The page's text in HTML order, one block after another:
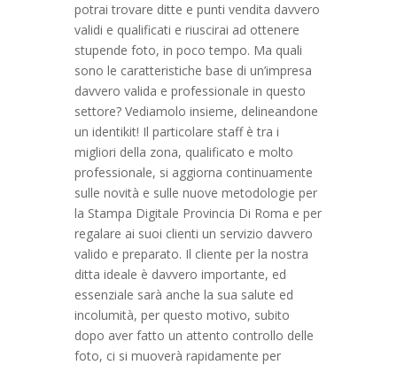
potrai trovare ditte e punti vendita davvero
validi e qualificati e riuscirai ad ottenere
stupende foto, in poco tempo. Ma quali
sono le caratteristiche base di un’impresa
davvero valida e professionale in questo
settore? Vediamolo insieme, delineandone
un identikit! Il particolare staff è tra i
migliori della zona, qualificato e molto
professionale, si aggiorna continuamente
sulle novità e sulle nuove metodologie per
la Stampa Digitale Provincia Di Roma e per
regalare ai suoi clienti un servizio davvero
valido e preparato. Il cliente per la nostra
ditta ideale è davvero importante, ed
essenziale sarà anche la sua salute ed
incolumità, per questo motivo, subito
dopo aver fatto un attento controllo delle
foto, ci si muoverà rapidamente per